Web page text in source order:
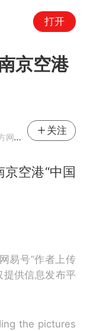
打开
京空港
号
关注
京空港“中国
易号”作者上传
提供信息发布平
the pictures